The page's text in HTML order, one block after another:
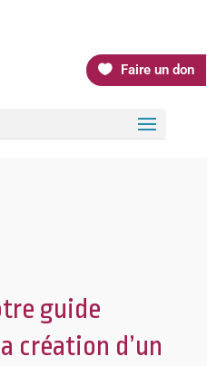
Faire un don
guide
création d’un